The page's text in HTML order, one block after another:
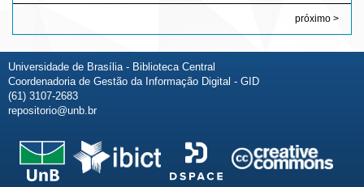
próximo >
Universidade de Brasília - Biblioteca Central
Coordenadoria de Gestão da Informação Digital - GID
(61) 3107-2683
repositorio@unb.br